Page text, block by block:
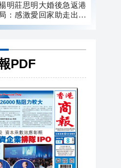
明莊思明大婚後急返港
：感激愛回家助走出低
家庭
PDF